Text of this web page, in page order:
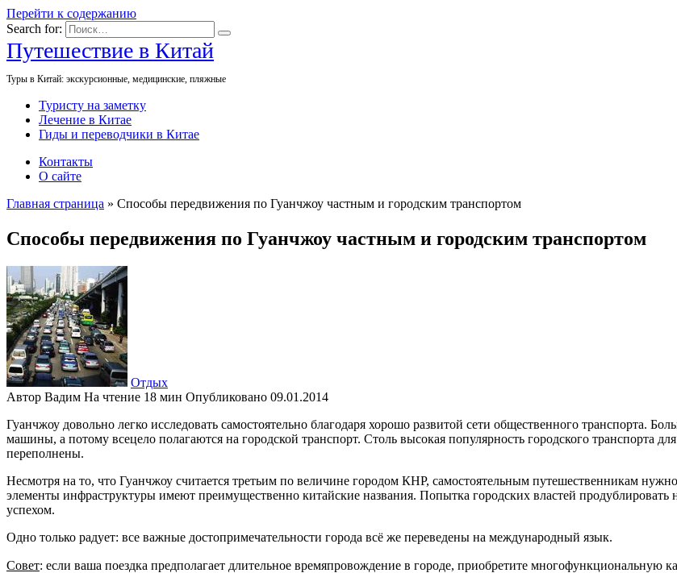
Перейти к содержанию
Search for:
Путешествие в Китай
Туры в Китай: экскурсионные, медицинские, пляжные
Туристу на заметку
Лечение в Китае
Гиды и переводчики в Китае
Контакты
О сайте
Главная страница » Способы передвижения по Гуанчжоу частным и городским транспортом
Способы передвижения по Гуанчжоу частным и городским транспортом
Отдых
Автор Вадим На чтение 18 мин Опубликовано 09.01.2014
Гуанчжоу довольно легко исследовать самостоятельно благодаря хорошо развитой сети общественного транспорта.
машины, а потому всецело полагаются на городской транспорт. Столь высокая популярность городского транспорта
переполнены.
Несмотря на то, что Гуанчжоу считается третьим по величине городом КНР, самостоятельным путешественникам
элементы инфраструктуры имеют преимущественно китайские названия. Попытка городских властей продублировать
успехом.
Одно только радует: все важные достопримечательности города всё же переведены на международный язык.
Совет: если ваша поездка предполагает длительное времяпровождение в городе, приобретите